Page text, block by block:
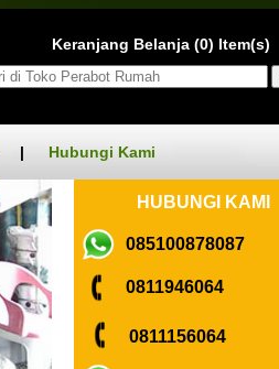
Keranjang Belanja (0) Item(s)
| Hubungi Kami
HUBUNGI KAMI
085100878087
0811946064
0811156064